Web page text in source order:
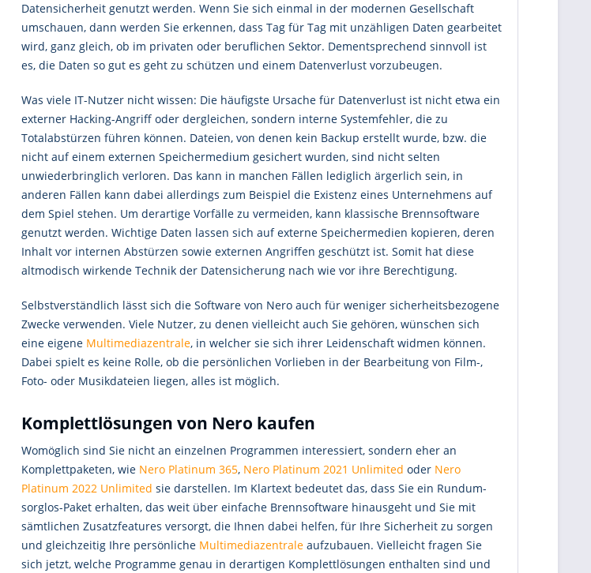
Datensicherheit genutzt werden. Wenn Sie sich einmal in der modernen Gesellschaft
umschauen, dann werden Sie erkennen, dass Tag für Tag mit unzähligen Daten gearbeitet
wird, ganz gleich, ob im privaten oder beruflichen Sektor. Dementsprechend sinnvoll ist
es, die Daten so gut es geht zu schützen und einem Datenverlust vorzubeugen.
Was viele IT-Nutzer nicht wissen: Die häufigste Ursache für Datenverlust ist nicht etwa ein
externer Hacking-Angriff oder dergleichen, sondern interne Systemfehler, die zu
Totalabstürzen führen können. Dateien, von denen kein Backup erstellt wurde, bzw. die
nicht auf einem externen Speichermedium gesichert wurden, sind nicht selten
unwiederbringlich verloren. Das kann in manchen Fällen lediglich ärgerlich sein, in
anderen Fällen kann dabei allerdings zum Beispiel die Existenz eines Unternehmens auf
dem Spiel stehen. Um derartige Vorfälle zu vermeiden, kann klassische Brennsoftware
genutzt werden. Wichtige Daten lassen sich auf externe Speichermedien kopieren, deren
Inhalt vor internen Abstürzen sowie externen Angriffen geschützt ist. Somit hat diese
altmodisch wirkende Technik der Datensicherung nach wie vor ihre Berechtigung.
Selbstverständlich lässt sich die Software von Nero auch für weniger sicherheitsbezogene
Zwecke verwenden. Viele Nutzer, zu denen vielleicht auch Sie gehören, wünschen sich
eine eigene Multimediazentrale, in welcher sie sich ihrer Leidenschaft widmen können.
Dabei spielt es keine Rolle, ob die persönlichen Vorlieben in der Bearbeitung von Film-,
Foto- oder Musikdateien liegen, alles ist möglich.
Komplettlösungen von Nero kaufen
Womöglich sind Sie nicht an einzelnen Programmen interessiert, sondern eher an
Komplettpaketen, wie Nero Platinum 365, Nero Platinum 2021 Unlimited oder Nero
Platinum 2022 Unlimited sie darstellen. Im Klartext bedeutet das, dass Sie ein Rundum-
sorglos-Paket erhalten, das weit über einfache Brennsoftware hinausgeht und Sie mit
sämtlichen Zusatzfeatures versorgt, die Ihnen dabei helfen, für Ihre Sicherheit zu sorgen
und gleichzeitig Ihre persönliche Multimediazentrale aufzubauen. Vielleicht fragen Sie
sich jetzt, welche Programme genau in derartigen Komplettlösungen enthalten sind und